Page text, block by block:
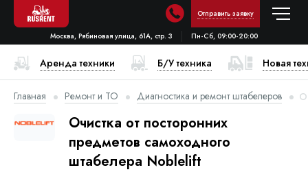
Отправить заявку
Москва, Рябиновая улица, 61А, стр. 3 Пн-Сб, 09:00-20:00
Аренда техники Б/У техника Новая
Главная Ремонт и ТО Диагностика и ремонт штабелеров
Очистка от посторонних
предметов самоходного
штабелера Noblelift